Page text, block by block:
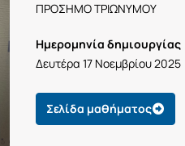
ΠΡΟΣΗΜΟ ΤΡΙΩΝΥΜΟΥ
Ημερομηνία δημιουργίας
Δευτέρα 17 Νοεμβρίου 2025
Σελίδα μαθήματος